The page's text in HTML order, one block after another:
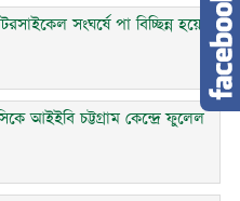
সংঘর্ষে পা বিচ্ছিন্ন হয়ে
আইইবি চট্টগ্রাম কেন্দ্রে ফুলেল